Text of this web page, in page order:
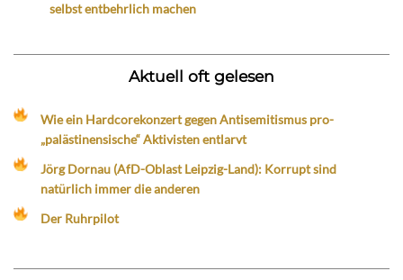
selbst entbehrlich machen
Aktuell oft gelesen
Wie ein Hardcorekonzert gegen Antisemitismus pro-
„palästinensische“ Aktivisten entlarvt
Jörg Dornau (AfD-Oblast Leipzig-Land): Korrupt sind
natürlich immer die anderen
Der Ruhrpilot